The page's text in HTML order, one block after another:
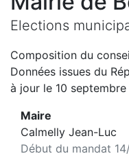
Elections
Composition du
Données issues du
à jour le 10
Maire
Calmelly Jean-Luc
Début du mandat